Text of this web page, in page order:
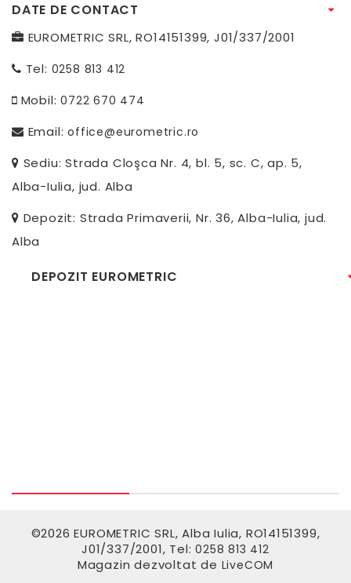
DATE DE CONTACT
EUROMETRIC SRL, RO14151399, J01/337/2001
Tel: 0258 813 412
Mobil:0722 670 474
Email:office@eurometric.ro
Sediu: Strada Cloşca Nr. 4, bl. 5, sc. C, ap. 5,
Alba-Iulia, jud. Alba
Depozit: Strada Primaverii, Nr. 36, Alba-Iulia, jud.
Alba
DEPOZIT EUROMETRIC
©2026 EUROMETRIC SRL, Alba Iulia, RO14151399,
J01/337/2001, Tel:0258 813 412
Magazin dezvoltat de LiveCOM